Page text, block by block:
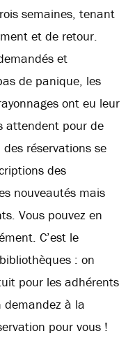
semaines, tenant
et de retour.
et
de panique, les
ont eu leur
attendent pour de
réservations se
des
nouveautés mais
Vous pouvez en
C’est le
: on
pour les adhérents
demandez à la
pour vous !